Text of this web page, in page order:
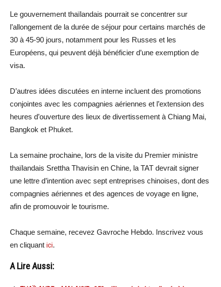
Le gouvernement thaïlandais pourrait se concentrer sur
l’allongement de la durée de séjour pour certains marchés de
30 à 45-90 jours, notamment pour les Russes et les
Européens, qui peuvent déjà bénéficier d’une exemption de
visa.
D’autres idées discutées en interne incluent des promotions
conjointes avec les compagnies aériennes et l’extension des
heures d’ouverture des lieux de divertissement à Chiang Mai,
Bangkok et Phuket.
La semaine prochaine, lors de la visite du Premier ministre
thaïlandais Srettha Thavisin en Chine, la TAT devrait signer
une lettre d’intention avec sept entreprises chinoises, dont des
compagnies aériennes et des agences de voyage en ligne,
afin de promouvoir le tourisme.
Chaque semaine, recevez Gavroche Hebdo. Inscrivez vous
en cliquant ici.
A Lire Aussi: